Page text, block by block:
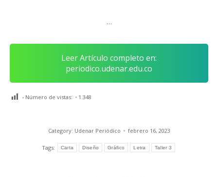
…
Leer Artículo completo en:
periodico.udenar.edu.co
Número de vistas: 1.348
Category: Udenar Periódico febrero 16, 2023
Tags: Carta Diseño Gráfico Letra Taller 3